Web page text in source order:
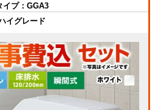
イプ： GGA3
イグレード